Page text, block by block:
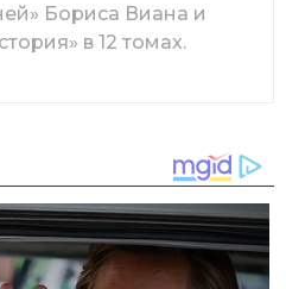
Бориса Виана и
в 12 томах.